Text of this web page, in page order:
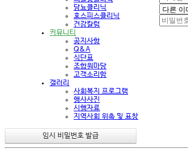
당뇨클리닉
호스피스클리닉
건강칼럼
커뮤니티
공지사항
Q&A
식단표
조합원마당
고객소리함
갤러리
사회복지 프로그램
행사사진
시행자료
지역사회 위촉 및 표창